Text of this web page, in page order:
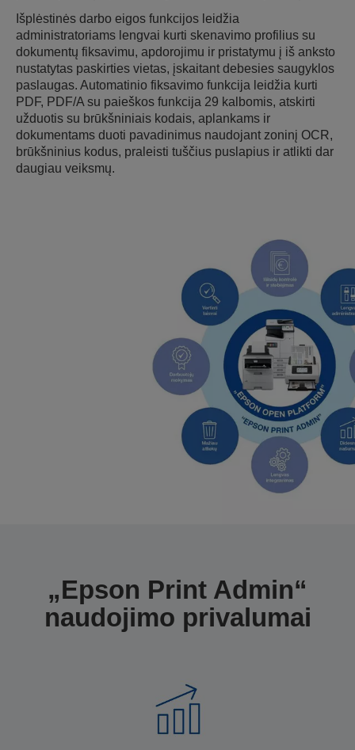
Išplėstinės darbo eigos funkcijos leidžia
administratoriams lengvai kurti skenavimo profilius su
dokumentų fiksavimu, apdorojimu ir pristatymu į iš anksto
nustatytas paskirties vietas, įskaitant debesies saugyklos
paslaugas. Automatinio fiksavimo funkcija leidžia kurti
PDF, PDF/A su paieškos funkcija 29 kalbomis, atskirti
užduotis su brūkšniniais kodais, aplankams ir
dokumentams duoti pavadinimus naudojant zoninį OCR,
brūkšninius kodus, praleisti tuščius puslapius ir atlikti dar
daugiau veiksmų.
„Epson Print Admin“
naudojimo privalumai